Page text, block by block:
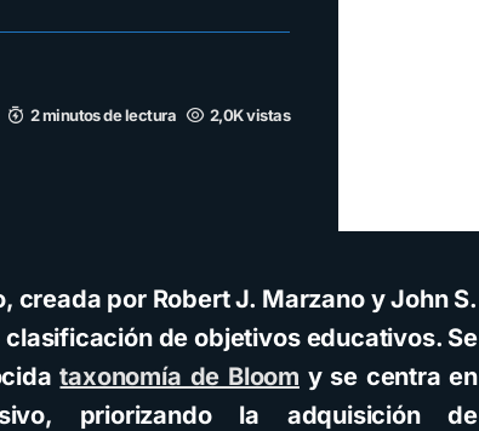
2 minutos de lectura
2,0K vistas
creada por Robert J. Marzano y John S.
clasificación de objetivos educativos. Se
taxonomía de Bloom y se centra en
priorizando la adquisición de